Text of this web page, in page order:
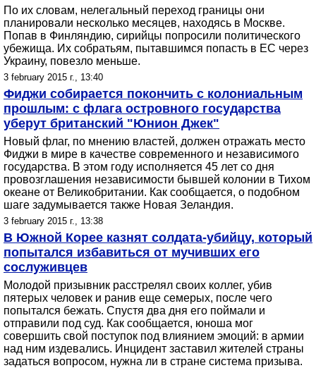
По их словам, нелегальный переход границы они
планировали несколько месяцев, находясь в Москве.
Попав в Финляндию, сирийцы попросили политического
убежища. Их собратьям, пытавшимся попасть в ЕС через
Украину, повезло меньше.
3 february 2015 г., 13:40
Фиджи собирается покончить с колониальным
прошлым: с флага островного государства
уберут британский "Юнион Джек"
Новый флаг, по мнению властей, должен отражать место
Фиджи в мире в качестве современного и независимого
государства. В этом году исполняется 45 лет со дня
провозглашения независимости бывшей колонии в Тихом
океане от Великобритании. Как сообщается, о подобном
шаге задумывается также Новая Зеландия.
3 february 2015 г., 13:38
В Южной Корее казнят солдата-убийцу, который
попытался избавиться от мучивших его
сослуживцев
Молодой призывник расстрелял своих коллег, убив
пятерых человек и ранив еще семерых, после чего
попытался бежать. Спустя два дня его поймали и
отправили под суд. Как сообщается, юноша мог
совершить свой поступок под влиянием эмоций: в армии
над ним издевались. Инцидент заставил жителей страны
задаться вопросом, нужна ли в стране система призыва.